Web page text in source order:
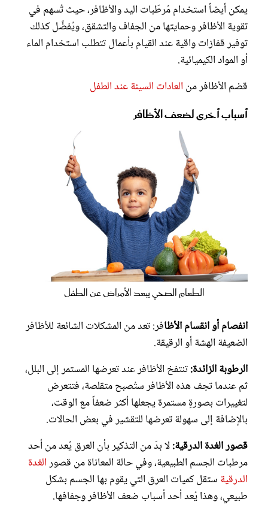
يمكن أيضاً استخدام مُرطّبات اليد والأظافر، حيث تُسهم في
تقوية الأظافر وحمايتها من الجفاف والتشقق، ويُفضَّل كذلك
توفير قفازات واقية عند القيام بأعمال تتطلب استخدام الماء
أو المواد الكيميائية.
قضم الأظافر من العادات السيئة عند الطفل
أسباب أخرى لضعف الأظافر
الطعام الصحي يبعد الأمراض عن الطفل
انفصام أو انقسام الأظافر: تعد من المشكلات الشائعة للأظافر
الضعيفة الهشة أو الرقيقة.
الرطوبة الزائدة:تنتفخ الأظافر عند تعرضها المستمر إلى البلل،
ثم عندما تجف هذه الأظافر ستُصبح متقلصة، فتتعرض
لتغييرات بصورةٍ مستمرة يجعلها أكثر ضعفاً مع الوقت،
بالإضافة إلى سهولة تعرضها للتقشير في بعض الحالات.
قصور الغدة الدرقية:لا بدّ من التذكير بأن العرق يُعد من أحد
مرطبات الجسم الطبيعية، وفي حالة المعاناة من قصورالغدة
الدرقية ستقل كميات العرق التي يقوم بها الجسم بشكل
طبيعي، وهذا يُعد أحد أسباب ضعف الأظافر وجفافها.